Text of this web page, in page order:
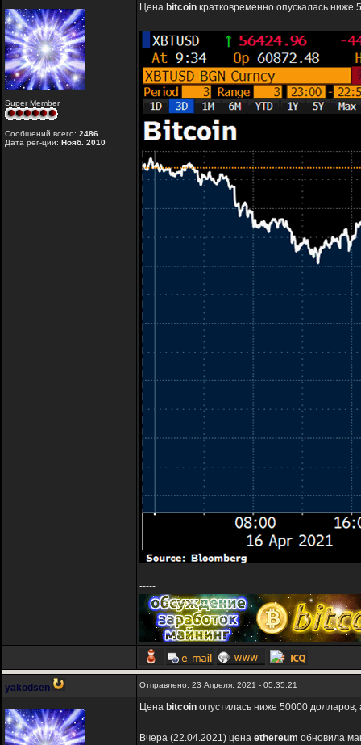
Super Member
Сообщений всего: 2486
Дата рег-ции: Нояб. 2010
Цена bitcoin кратковременно опускалась
-----
yakodsen Отправлено: 23 Апреля, 2021 - 05:35:21
Цена bitcoin опустилась ниже 50000
Вчера (22.04.2021) цена ethereum обновила